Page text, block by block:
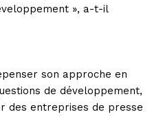
», a-t-il
son approche en
de développement,
des entreprises de presse